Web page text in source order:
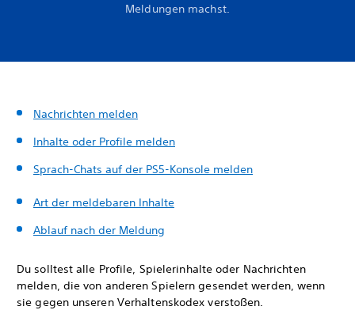
Meldungen machst.
Nachrichten melden
Inhalte oder Profile melden
Sprach-Chats auf der PS5-Konsole melden
Art der meldebaren Inhalte
Ablauf nach der Meldung
Du solltest alle Profile, Spielerinhalte oder Nachrichten
melden, die von anderen Spielern gesendet werden, wenn
sie gegen unseren Verhaltenskodex verstoßen.